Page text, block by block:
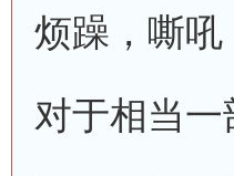
烦躁，嘶吼
对于相当